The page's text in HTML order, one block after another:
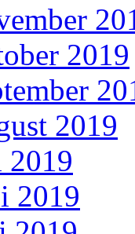
2019
2019
2019
2019